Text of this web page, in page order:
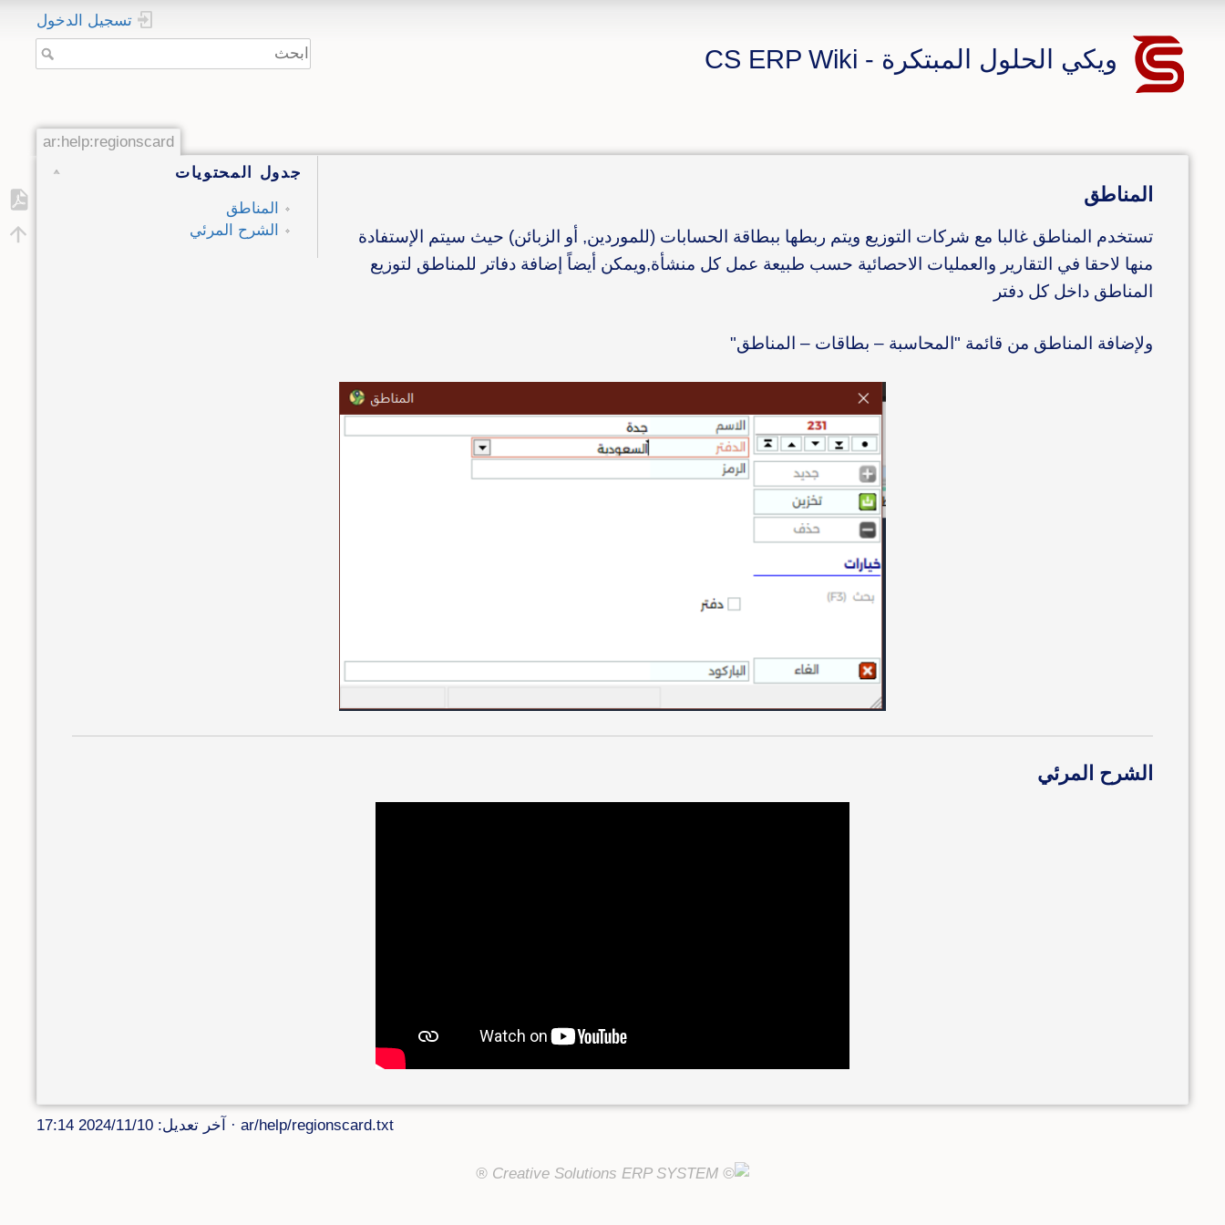
ويكي الحلول المبتكرة - CS ERP Wiki
تسجيل الدخول
ar:help:regionscard
جدول المحتويات
المناطق
الشرح المرئي
المناطق
تستخدم المناطق غالبا مع شركات التوزيع ويتم ربطها ببطاقة الحسابات (للموردين, أو الزبائن) حيث سيتم الإستفادة
منها لاحقا في التقارير والعمليات الاحصائية حسب طبيعة عمل كل منشأة,ويمكن أيضاً إضافة دفاتر للمناطق لتوزيع
المناطق داخل كل دفتر
ولإضافة المناطق من قائمة "المحاسبة – بطاقات – المناطق"
الشرح المرئي
ar/help/regionscard.txt · آخر تعديل: 2024/11/10 17:14